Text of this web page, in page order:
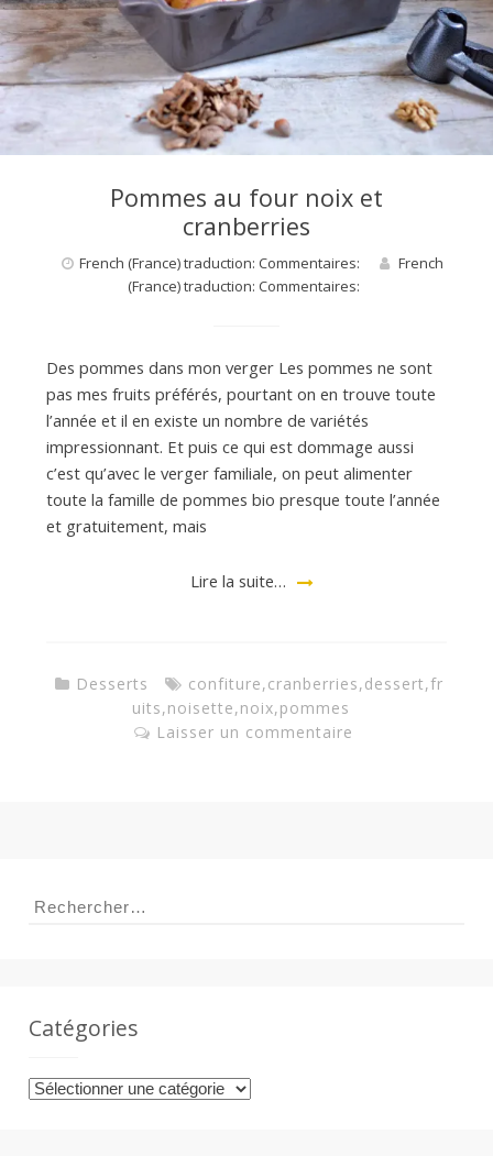
e
d
Pommes au four noix et
cranberries
French (France) traduction: Commentaires:
French
(France) traduction: Commentaires:
Des pommes dans mon verger Les pommes ne sont
pas mes fruits préférés, pourtant on en trouve toute
l’année et il en existe un nombre de variétés
impressionnant. Et puis ce qui est dommage aussi
c’est qu’avec le verger familiale, on peut alimenter
toute la famille de pommes bio presque toute l’année
et gratuitement, mais
Lire la suite…
Desserts confiture,cranberries,dessert,fr
uits,noisette,noix,pommes
Laisser un commentaire
Rechercher :
Catégories
Catégories